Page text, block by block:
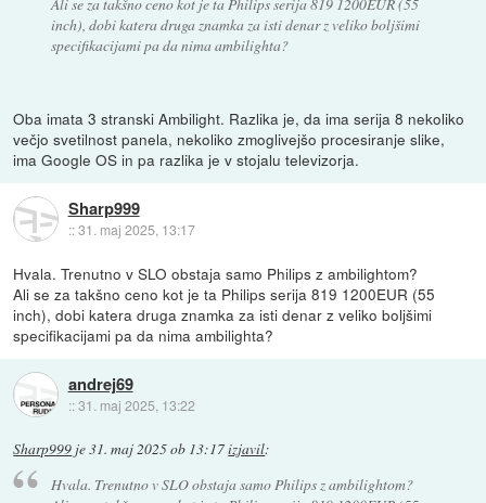
inch), dobi katera druga znamka za isti denar z veliko boljšimi
specifikacijami pa da nima ambilighta?
Oba imata 3 stranski Ambilight. Razlika je, da ima serija 8 nekoliko
večjo svetilnost panela, nekoliko zmoglivejšo procesiranje slike,
ima Google OS in pa razlika je v stojalu televizorja.
Sharp999
::31. maj 2025, 13:17
Hvala. Trenutno v SLO obstaja samo Philips z ambilightom?
Ali se za takšno ceno kot je ta Philips serija 819 1200EUR (55
inch), dobi katera druga znamka za isti denar z veliko boljšimi
specifikacijami pa da nima ambilighta?
andrej69
::31. maj 2025, 13:22
Sharp999 je31. maj 2025 ob 13:17izjavil:
Hvala. Trenutno v SLO obstaja samo Philips z ambilightom?